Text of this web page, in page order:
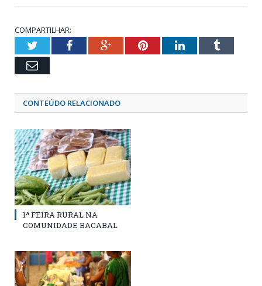
COMPARTILHAR:
TwitterFacebookGoogle+PinterestLinkedInTumblr
Email
CONTEÚDO RELACIONADO
1ª FEIRA RURAL NA
COMUNIDADE BACABAL